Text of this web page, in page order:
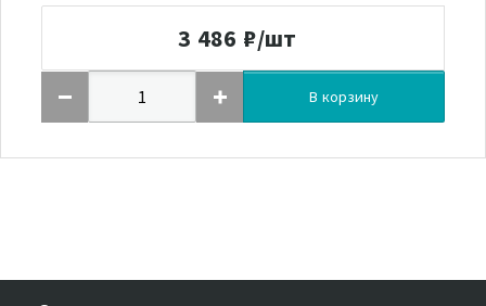
3 486 ₽/шт
В корзину